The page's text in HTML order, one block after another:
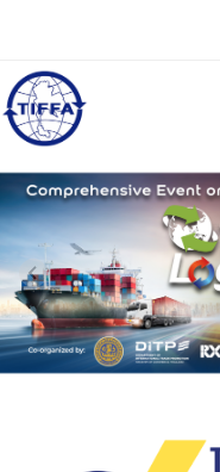
หน้าแรก
เกี่ยวกับเรา
คณะกรรมการบริหา
ข่าวสารและกิจกรรม
การขอรับรองมาตรฐ
สมัครสมาชิกสมาคมฯ